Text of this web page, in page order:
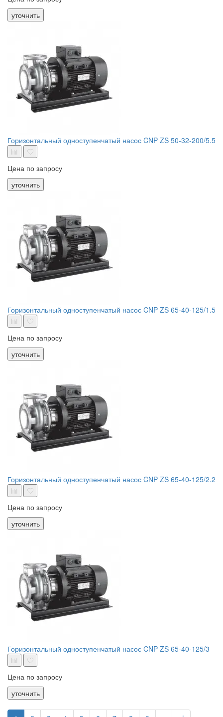
уточнить
Горизонтальный одноступенчатый насос CNP ZS 50-32-200/5.5
Цена по запросу
уточнить
Горизонтальный одноступенчатый насос CNP ZS 65-40-125/1.5
Цена по запросу
уточнить
Горизонтальный одноступенчатый насос CNP ZS 65-40-125/2.2
Цена по запросу
уточнить
Горизонтальный одноступенчатый насос CNP ZS 65-40-125/3
Цена по запросу
уточнить